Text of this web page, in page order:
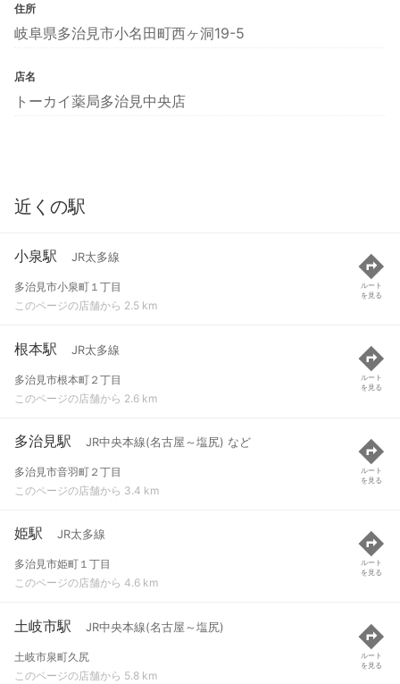
住所
岐阜県多治見市小名田町西ヶ洞19-5
店名
トーカイ薬局多治見中央店
近くの駅
小泉駅 JR太多線
多治見市小泉町１丁目
このページの店舗から 2.5 km
ルート
を見る
根本駅 JR太多線
多治見市根本町２丁目
このページの店舗から 2.6 km
ルート
を見る
多治見駅 JR中央本線(名古屋～塩尻) など
多治見市音羽町２丁目
このページの店舗から 3.4 km
ルート
を見る
姫駅 JR太多線
多治見市姫町１丁目
このページの店舗から 4.6 km
ルート
を見る
土岐市駅 JR中央本線(名古屋～塩尻)
土岐市泉町久尻
このページの店舗から 5.8 km
ルート
を見る